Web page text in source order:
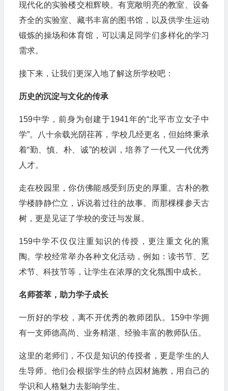
现代化的实验楼交相辉映。有宽敞明亮的教室、设备
齐全的实验室、藏书丰富的图书馆，以及供学生运动
锻炼的操场和体育馆，可以满足同学们多样化的学习
需求。
接下来，让我们更深入地了解这所学校吧：
历史的沉淀与文化的传承
159中学，前身为创建于1941年的“北平市立女子中
学”。八十余载光阴荏苒，学校几经更名，但始终秉承
着“勤、慎、朴、诚”的校训，培养了一代又一代优秀
人才。
走在校园里，你仿佛能感受到历史的厚重。古朴的教
学楼静静伫立，诉说着过往的故事。而那棵棵参天古
树，更是见证了学校的变迁与发展。
159中学不仅仅注重知识的传授，更注重文化的熏
陶。学校经常举办各种文化活动，例如：读书节、艺
术节、科技节等，让学生在浓厚的文化氛围中成长。
名师荟萃，助力学子成长
一所好的学校，离不开优秀的教师团队。159中学拥
有一支师德高尚、业务精湛、经验丰富的教师队伍。
这里的老师们，不仅是知识的传授者，更是学生的人
生导师。他们会根据学生的特点因材施教，用自己的
学识和人格魅力去影响学生。